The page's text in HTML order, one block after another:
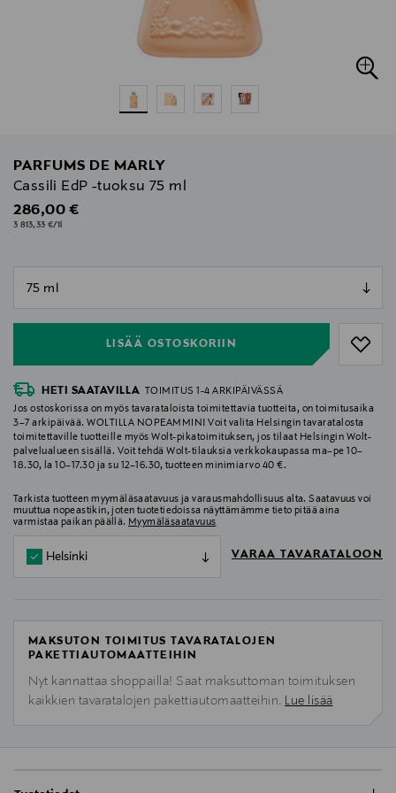
PARFUMS DE MARLY
Cassili EdP -tuoksu 75 ml
Original Price
286,00 €
3 813,33 €/1l
LISÄÄ OSTOSKORIIN
null
HETI SAATAVILLA
TOIMITUS 1-4 ARKIPÄIVÄSSÄ
Jos ostoskorissa on myös tavarataloista toimitettavia tuotteita, on toimitusaika
3–7 arkipäivää. WOLTILLA NOPEAMMIN! Voit valita Helsingin tavaratalosta
toimitettaville tuotteille myös Wolt-pikatoimituksen, jos tilaat Helsingin Wolt-
palvelualueen sisällä. Voit tehdä Wolt-tilauksia verkkokaupassa ma–pe 10–
18.30, la 10–17.30 ja su 12–16.30, tuotteen minimiarvo 40 €.
Tarkista tuotteen myymäläsaatavuus ja varausmahdollisuus alta. Saatavuus voi
muuttua nopeastikin, joten tuotetiedoissa näyttämämme tieto pitää aina
varmistaa paikan päällä. Myymäläsaatavuus
Helsinki VARAA TAVARATALOON
MAKSUTON TOIMITUS TAVARATALOJEN
PAKETTIAUTOMAATTEIHIN
Nyt kannattaa shoppailla! Saat maksuttoman toimituksen
kaikkien tavaratalojen pakettiautomaatteihin. Lue lisää